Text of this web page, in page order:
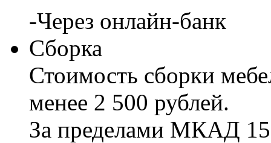
-Через онлайн-банк
Сборка
Стоимость сборки
менее 2 500 рублей.
За пределами МКАД